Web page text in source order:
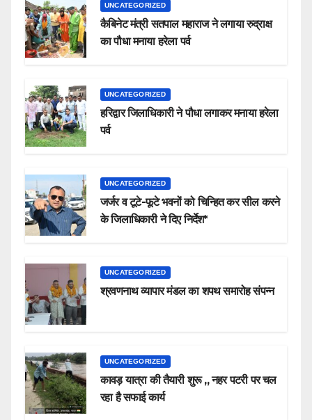
UNCATEGORIZED
कैबिनेट मंत्री सतपाल महाराज ने लगाया रुद्राक्ष
का पौधा मनाया हरेला पर्व
UNCATEGORIZED
हरिद्वार जिलाधिकारी ने पौधा लगाकर मनाया हरेला
पर्व
UNCATEGORIZED
जर्जर व टूटे-फूटे भवनों को चिन्हित कर सील करने
के जिलाधिकारी ने दिए निर्देश*
UNCATEGORIZED
श्रवणनाथ व्यापार मंडल का शपथ समारोह संपन्न
UNCATEGORIZED
कावड़ यात्रा की तैयारी शुरू ,, नहर पटरी पर चल
रहा है सफाई कार्य